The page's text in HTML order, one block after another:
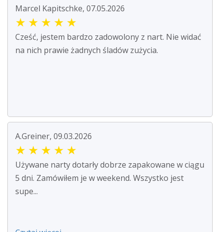
Marcel Kapitschke, 07.05.2026
★ ★ ★ ★ ★
Cześć, jestem bardzo zadowolony z nart. Nie widać
na nich prawie żadnych śladów zużycia.
A.Greiner, 09.03.2026
★ ★ ★ ★ ★
Używane narty dotarły dobrze zapakowane w ciągu
5 dni. Zamówiłem je w weekend. Wszystko jest
supe...